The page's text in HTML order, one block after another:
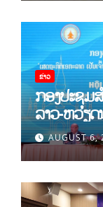
ຂ່າວ
ກອງປະຊຸມ
ລາວ-ຫວຽ
ທິດສະດີ ແລ
ສ້າງເສດຖະ
ເຂັ້ມແຂງ
AUGUST 6,